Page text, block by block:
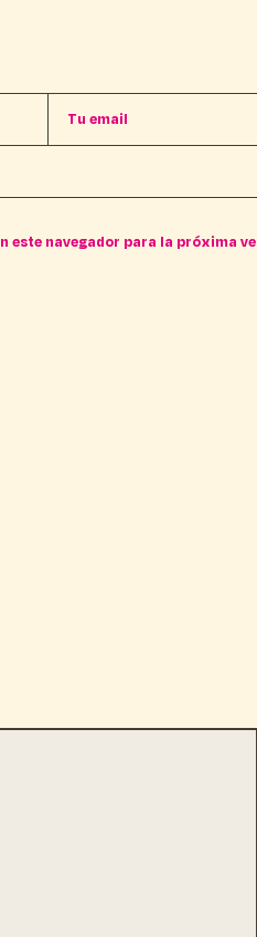
este navegador para la próxima